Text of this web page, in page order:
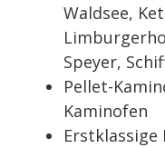
Waldsee,
Speyer,
Pellet-
Kaminofen
Erstklassige